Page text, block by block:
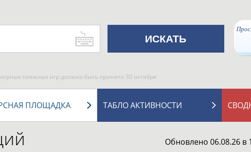
пляжных игр должно быть принято 30 октября
ТАБЛО АКТИВНОСТИ
ПЛОЩАДКА
Обновлено 06.08.26 в